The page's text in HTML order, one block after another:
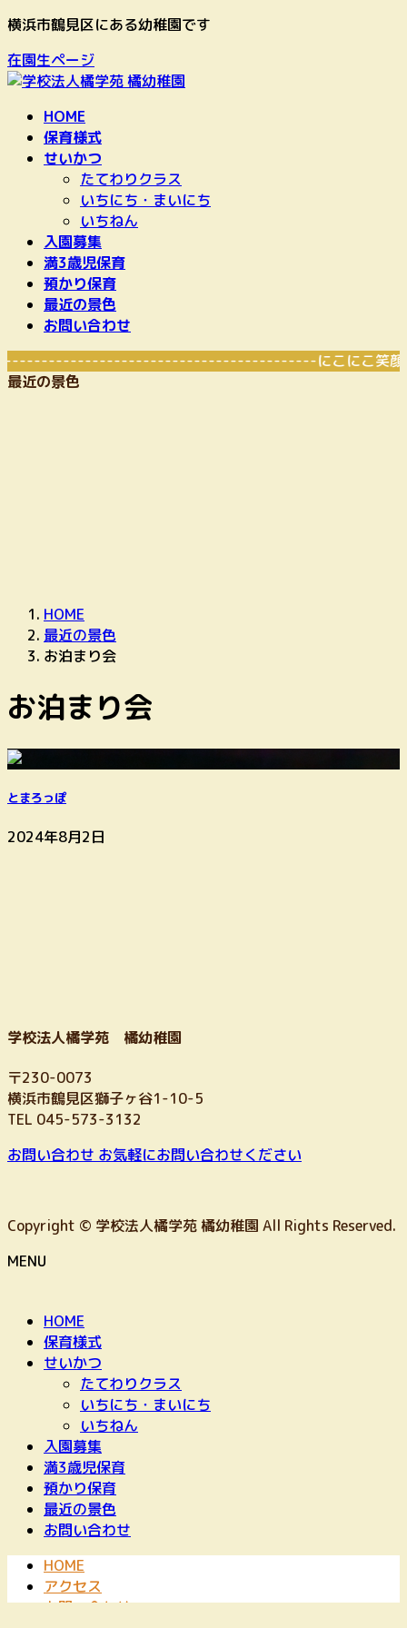
コ
テ
ン
ナ
ゲ
ー
横浜市鶴見区にある幼稚園です
在園生ページ
HOME
保育様式
せいかつ
たてわりクラス
いちにち・まいにち
いちねん
入園募集
満3歳児保育
預かり保育
最近の景色
お問い合わせ
にこにこ笑顔ありがとう
最近の景色
HOME
最近の景色
お泊まり会
お泊まり会
とまろっぽ
2024年8月2日
学校法人橘学苑 橘幼稚園
〒230-0073
横浜市鶴見区獅子ヶ谷1-10-5
TEL 045-573-3132
お問い合わせ お気軽にお問い合わせください
Copyright © 学校法人橘学苑 橘幼稚園 All Rights Reserved.
MENU
HOME
保育様式
せいかつ
たてわりクラス
いちにち・まいにち
いちねん
入園募集
満3歳児保育
預かり保育
最近の景色
お問い合わせ
HOME
アクセス
お問い合わせ